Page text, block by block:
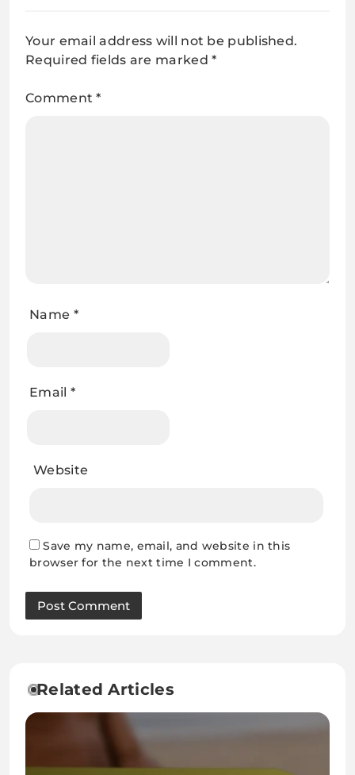
Your email address will not be published.
Required fields are marked*
Comment*
Name *
Email *
Website
Save my name, email, and website in this
browser for the next time I comment.
Related Articles